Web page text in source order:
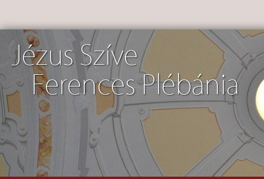
Jézus Szíve
Ferences Plébánia